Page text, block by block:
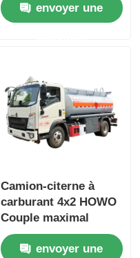
de fioulenvoyer une
Camion-citerne à
carburant 4x2 HOWO
Couple maximal
500Nm Réservoir de
carburant 100L
envoyer une